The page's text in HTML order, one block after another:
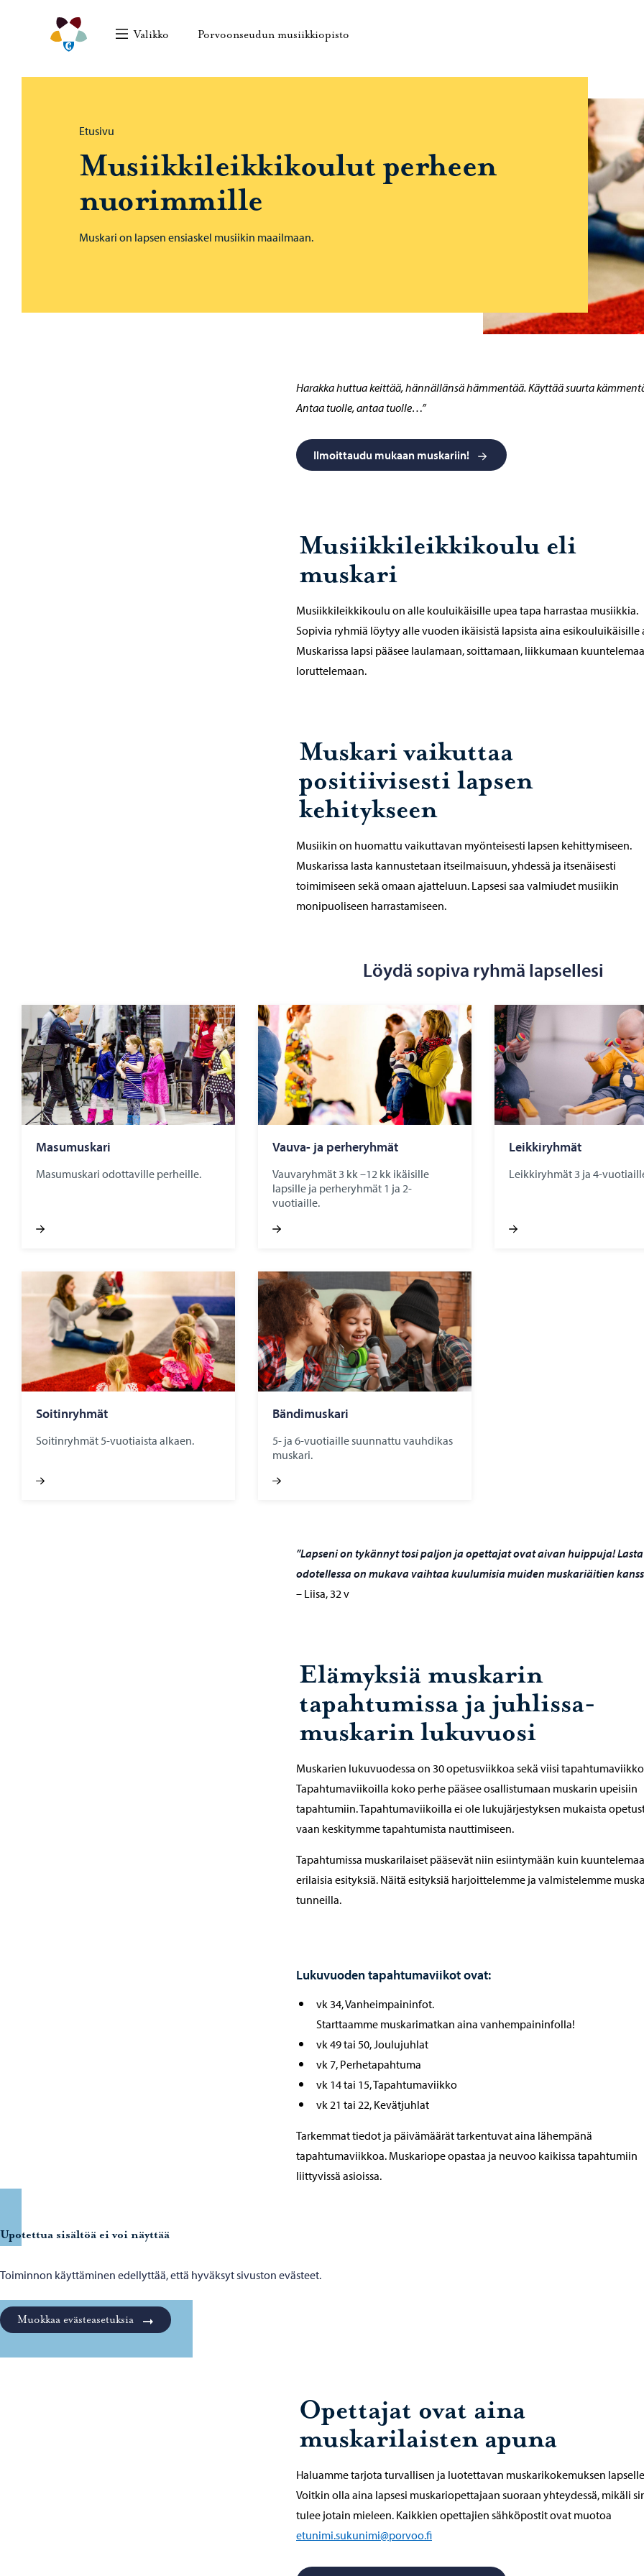
Valikko Porvoonseudun musiikkiopisto
Selaa:
Etusivu
Musiikkileikkikoulut perheen
nuorimmille
Muskari on lapsen ensiaskel musiikin maailmaan.
Harakka huttua keittää, hännällänsä hämmentää. Käyttää suurta
Antaa tuolle, antaa tuolle…”
Ilmoittaudu mukaan muskariin!
Musiikkileikkikoulu eli
muskari
Musiikkileikkikoulu on alle kouluikäisille upea tapa harrastaa musiikkia.
Sopivia ryhmiä löytyy alle vuoden ikäisistä lapsista aina esikouluikäisille
Muskarissa lapsi pääsee laulamaan, soittamaan, liikkumaan
loruttelemaan.
Muskari vaikuttaa
positiivisesti lapsen
kehitykseen
Musiikin on huomattu vaikuttavan myönteisesti lapsen kehittymiseen.
Muskarissa lasta kannustetaan itseilmaisuun, yhdessä ja itsenäisesti
toimimiseen sekä omaan ajatteluun. Lapsesi saa valmiudet musiikin
monipuoliseen harrastamiseen.
Löydä sopiva ryhmä lapsellesi
Masumuskari
Masumuskari odottaville perheille.
Vauva- ja perheryhmät
Vauvaryhmät 3 kk –12 kk ikäisille
lapsille ja perheryhmät 1 ja 2-
vuotiaille.
Leikkiryhmät
Leikkiryhmät 3 ja 4-
Soitinryhmät
Soitinryhmät 5-vuotiaista alkaen.
Bändimuskari
5- ja 6-vuotiaille suunnattu vauhdikas
muskari.
”Lapseni on tykännyt tosi paljon ja opettajat ovat aivan huippuja! Lasta
odotellessa on mukava vaihtaa kuulumisia muiden muskariäitien
– Liisa, 32 v
Elämyksiä muskarin
tapahtumissa ja juhlissa-
muskarin lukuvuosi
Muskarien lukuvuodessa on 30 opetusviikkoa sekä viisi
Tapahtumaviikoilla koko perhe pääsee osallistumaan muskarin upeisiin
tapahtumiin. Tapahtumaviikoilla ei ole lukujärjestyksen mukaista
vaan keskitymme tapahtumista nauttimiseen.
Tapahtumissa muskarilaiset pääsevät niin esiintymään kuin
erilaisia esityksiä. Näitä esityksiä harjoittelemme ja valmistelemme
tunneilla.
Lukuvuoden tapahtumaviikot ovat:
vk 34, Vanheimpaininfot.
Starttaamme muskarimatkan aina vanhempaininfolla!
vk 49 tai 50, Joulujuhlat
vk 7, Perhetapahtuma
vk 14 tai 15, Tapahtumaviikko
vk 21 tai 22, Kevätjuhlat
Tarkemmat tiedot ja päivämäärät tarkentuvat aina lähempänä
tapahtumaviikkoa. Muskariope opastaa ja neuvoo kaikissa tapahtumiin
liittyvissä asioissa.
Upotettua sisältöä ei voi näyttää
Toiminnon käyttäminen edellyttää, että hyväksyt sivuston evästeet.
Muokkaa evästeasetuksia
Opettajat ovat aina
muskarilaisten apuna
Haluamme tarjota turvallisen ja luotettavan muskarikokemuksen
Voitkin olla aina lapsesi muskariopettajaan suoraan yhteydessä, mikäli
tulee jotain mieleen. Kaikkien opettajien sähköpostit ovat muotoa
etunimi.sukunimi@porvoo.fi